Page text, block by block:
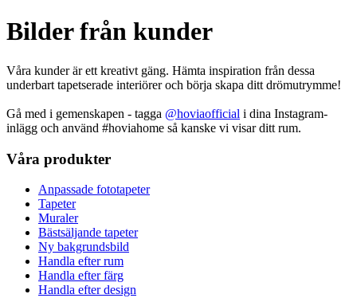
Bilder från kunder
Våra kunder är ett kreativt gäng. Hämta inspiration från dessa
underbart tapetserade interiörer och börja skapa ditt drömutrymme!
Gå med i gemenskapen - tagga @hoviaofficial i dina Instagram-
inlägg och använd #hoviahome så kanske vi visar ditt rum.
Våra produkter
Anpassade fototapeter
Tapeter
Muraler
Bästsäljande tapeter
Ny bakgrundsbild
Handla efter rum
Handla efter färg
Handla efter design